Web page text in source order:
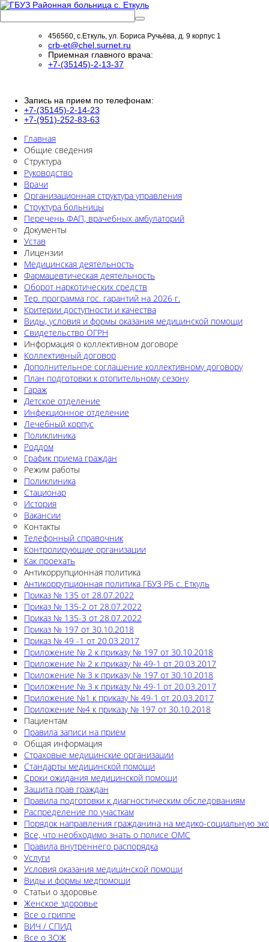
456560, с.Еткуль, ул. Бориса Ручьёва, д. 9 корпус 1
crb-et@chel.surnet.ru
Приемная главного врача:
+7-(35145)-2-13-37
Запись на прием по телефонам:
+7-(35145)-2-14-23
+7-(951)-252-83-63
Главная
Общие сведения
Структура
Руководство
Врачи
Организационная структура управления
Структура больницы
Перечень ФАП, врачебных амбулаторий
Документы
Устав
Лицензии
Медицинская деятельность
Фармацевтическая деятельность
Оборот наркотических средств
Тер. программа гос. гарантий на 2026 г.
Критерии доступности и качества
Виды, условия и формы оказания медицинской помощи
Свидетельство ОГРН
Информация о коллективном договоре
Коллективный договор
Дополнительное соглашение коллективному договору
План подготовки к отопительному сезону
Гараж
Детское отделение
Инфекционное отделение
Лечебный корпус
Поликлиника
Роддом
График приема граждан
Режим работы
Поликлиника
Стационар
История
Вакансии
Контакты
Телефонный справочник
Контролирующие организации
Как проехать
Антикоррупционная политика
Антикоррупционная политика ГБУЗ РБ с. Еткуль
Приказ № 135 от 28.07.2022
Приказ № 135-2 от 28.07.2022
Приказ № 135-3 от 28.07.2022
Приказ № 197 от 30.10.2018
Приказ № 49 -1 от 20.03.2017
Приложение № 2 к приказу № 197 от 30.10.2018
Приложение № 2 к приказу № 49-1 от 20.03.2017
Приложение № 3 к приказу № 197 от 30.10.2018
Приложение № 3 к приказу № 49-1 от 20.03.2017
Приложение №1 к приказу № 49-1 от 20.03.2017
Приложение №4 к приказу № 197 от 30.10.2018
Пациентам
Правила записи на прием
Общая информация
Страховые медицинские организации
Стандарты медицинской помощи
Сроки ожидания медицинской помощи
Защита прав граждан
Правила подготовки к диагностическим обследованиям
Распределение по участкам
Порядок направления гражданина на медико-социальную
Все, что необходимо знать о полисе ОМС
Правила внутреннего распорядка
Услуги
Условия оказания медицинской помощи
Виды и формы медпомощи
Статьи о здоровье
Женское здоровье
Все о гриппе
ВИЧ / СПИД
Все о ЗОЖ